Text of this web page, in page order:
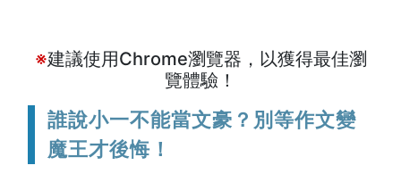
※建議使用Chrome瀏覽器，以獲得最佳瀏
覽體驗！
誰說小一不能當文豪？別等作文變
魔王才後悔！